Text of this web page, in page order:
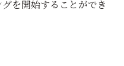
を開始することができ